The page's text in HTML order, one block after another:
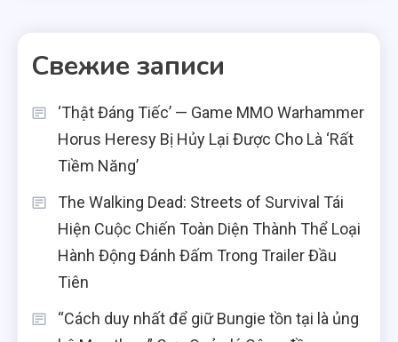
Свежие записи
‘Thật Đáng Tiếc’ — Game MMO Warhammer
Horus Heresy Bị Hủy Lại Được Cho Là ‘Rất
Tiềm Năng’
The Walking Dead: Streets of Survival Tái
Hiện Cuộc Chiến Toàn Diện Thành Thể Loại
Hành Động Đánh Đấm Trong Trailer Đầu
Tiên
“Cách duy nhất để giữ Bungie tồn tại là ủng